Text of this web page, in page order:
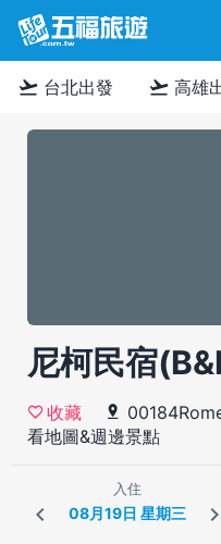
flight_takeoff 台北出發 flight_takeoff 高雄
尼柯民宿
收藏
看地圖&週邊景點
入住